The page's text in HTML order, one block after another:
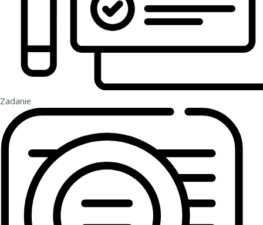
Zadanie